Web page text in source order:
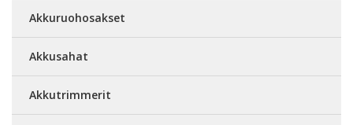
Akkuruohosakset
Akkusahat
Akkutrimmerit